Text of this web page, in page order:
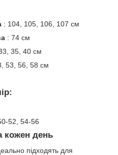
: 104, 105, 106, 107 см
: 74 см
35, 40 см
53, 56, 58 см
52, 54-56
кожен день
підходять для